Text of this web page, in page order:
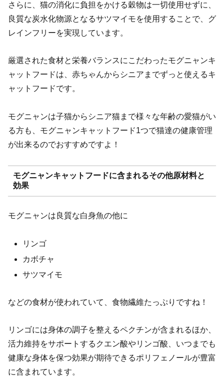
さらに、猫の消化に負担をかける穀物は一切使用せずに、
良質な炭水化物源となるサツマイモを使用することで、グ
レインフリーを実現しています。
厳選された食材と栄養バランスにこだわったモグニャンキ
ャットフードは、赤ちゃんからシニアまでずっと使えるキ
ャットフードです。
モグニャンは子猫からシニア猫まで様々な年齢の愛猫がい
る方も、モグニャンキャットフード1つで猫達の健康管理
が出来るのでおすすめですよ！
モグニャンキャットフードに含まれるその他原材料と
効果
モグニャンは良質な白身魚の他に
リンゴ
カボチャ
サツマイモ
などの食材が使われていて、食物繊維たっぷりですね！
リンゴには身体の調子を整えるペクチンが含まれるほか、
活力維持をサポートするクエン酸やリンゴ酸、いつまでも
健康な身体を保つ効果が期待できるポリフェノールが豊富
に含まれています。